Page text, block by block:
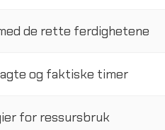
de rette ferdighetene
og faktiske timer
for ressursbruk